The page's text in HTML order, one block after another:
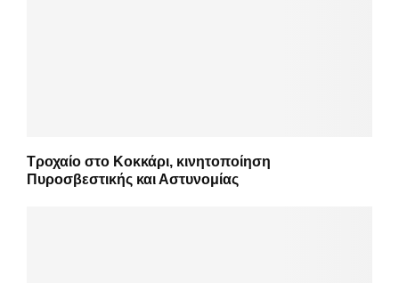
Τροχαίο στο Κοκκάρι, κινητοποίηση
Πυροσβεστικής και Αστυνομίας